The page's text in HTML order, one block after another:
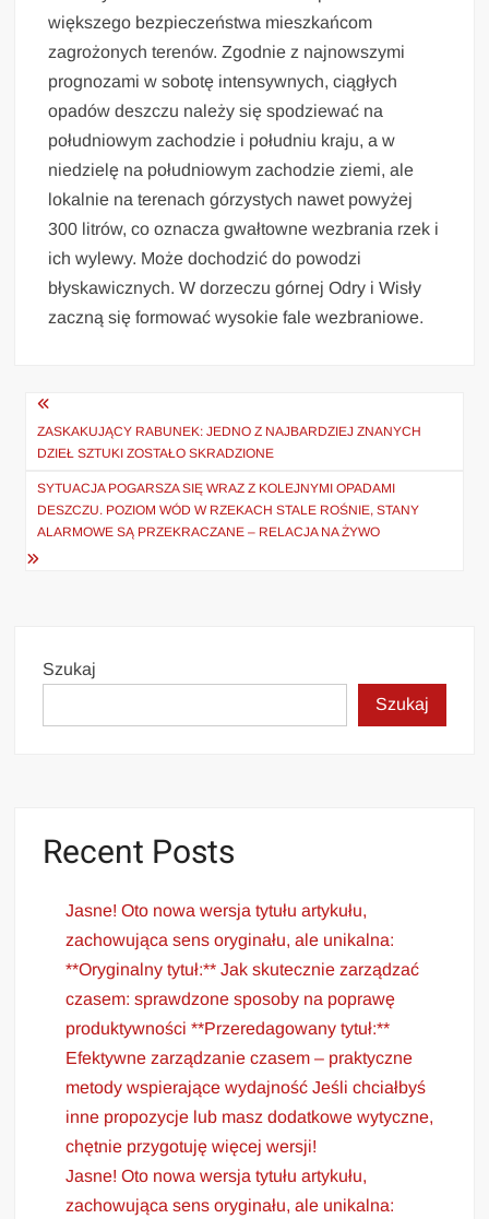
większego bezpieczeństwa mieszkańcom
zagrożonych terenów. Zgodnie z najnowszymi
prognozami w sobotę intensywnych, ciągłych
opadów deszczu należy się spodziewać na
południowym zachodzie i południu kraju, a w
niedzielę na południowym zachodzie ziemi, ale
lokalnie na terenach górzystych nawet powyżej
300 litrów, co oznacza gwałtowne wezbrania rzek i
ich wylewy. Może dochodzić do powodzi
błyskawicznych. W dorzeczu górnej Odry i Wisły
zaczną się formować wysokie fale wezbraniowe.
Nawigacja
wpisu
ZASKAKUJĄCY RABUNEK: JEDNO Z NAJBARDZIEJ ZNANYCH
DZIEŁ SZTUKI ZOSTAŁO SKRADZIONE
SYTUACJA POGARSZA SIĘ WRAZ Z KOLEJNYMI OPADAMI
DESZCZU. POZIOM WÓD W RZEKACH STALE ROŚNIE, STANY
ALARMOWE SĄ PRZEKRACZANE – RELACJA NA ŻYWO
Szukaj
Szukaj
Recent Posts
Jasne! Oto nowa wersja tytułu artykułu,
zachowująca sens oryginału, ale unikalna:
**Oryginalny tytuł:** Jak skutecznie zarządzać
czasem: sprawdzone sposoby na poprawę
produktywności **Przeredagowany tytuł:**
Efektywne zarządzanie czasem – praktyczne
metody wspierające wydajność Jeśli chciałbyś
inne propozycje lub masz dodatkowe wytyczne,
chętnie przygotuję więcej wersji!
Jasne! Oto nowa wersja tytułu artykułu,
zachowująca sens oryginału, ale unikalna: